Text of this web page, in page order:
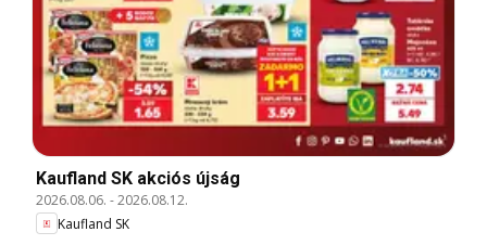
Kaufland SK akciós újság
2026.08.06. -2026.08.12.
Kaufland SK